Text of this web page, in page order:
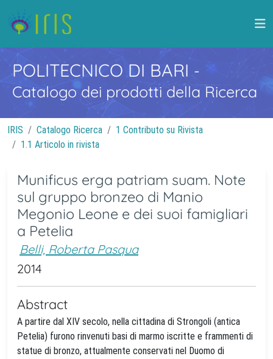
POLITECNICO DI BARI -
Catalogo dei prodotti della Ricerca
IRIS Catalogo Ricerca
1 Contributo su Rivista
1.1 Articolo in rivista
Munificus erga patriam suam. Note
sul gruppo bronzeo di Manio
Megonio Leone e dei suoi famigliari
a Petelia
Belli, Roberta Pasqua
2014
Abstract
A partire dal XIV secolo, nella cittadina di Strongoli (antica
Petelia) furono rinvenuti basi di marmo iscritte e frammenti di
statue di bronzo, attualmente conservati nel Duomo di